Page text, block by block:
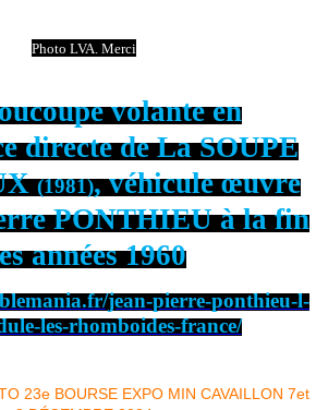
Photo LVA. Merci
volante en
directe de La SOUPE
(1981), véhicule œuvre
PONTHIEU à la fin
années 1960
jean-pierre-ponthieu-l-
les-rhomboides-france/